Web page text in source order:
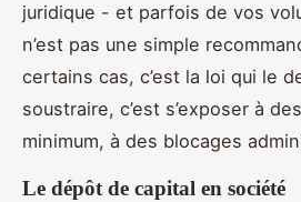
juridique - et parfois de vos
n’est pas une simple
certains cas, c’est la loi qui le
soustraire, c’est s’exposer à
minimum, à des blocages
Le dépôt de capital en société